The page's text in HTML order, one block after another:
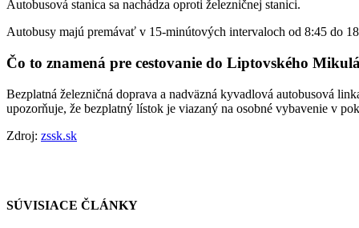
Autobusová stanica sa nachádza oproti železničnej stanici.
Autobusy majú premávať v 15-minútových intervaloch od 8:45 do
Čo to znamená pre cestovanie do Liptovského
Bezplatná železničná doprava a nadväzná kyvadlová autobusová
upozorňuje, že bezplatný lístok je viazaný na osobné vybavenie v
Zdroj: zssk.sk
SÚVISIACE ČLÁNKY